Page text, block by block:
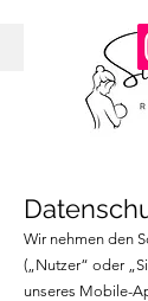
Wir nehmen den
(„Nutzer“ oder
unseres Mobile-